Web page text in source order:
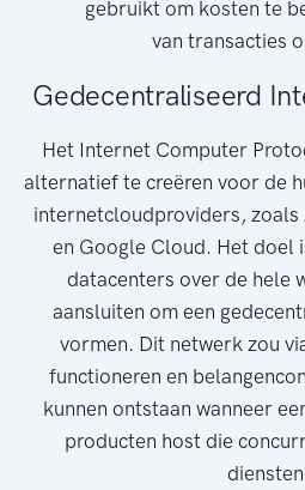
gebruikt om kosten te
van transacties
Gedecentraliseerd
Het Internet Computer
alternatief te creëren voor de
internetcloudproviders, zoals
en Google Cloud. Het doel
datacenters over de hele
aansluiten om een
vormen. Dit netwerk zou
functioneren en
kunnen ontstaan wanneer
producten host die